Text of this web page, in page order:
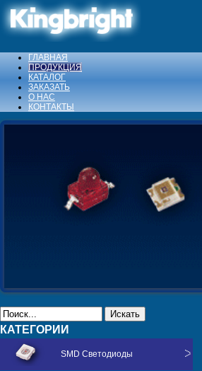
ГЛАВНАЯ
ПРОДУКЦИЯ
КАТАЛОГ
ЗАКАЗАТЬ
О НАС
КОНТАКТЫ
Искать
КАТЕГОРИИ
SMD Светодиоды